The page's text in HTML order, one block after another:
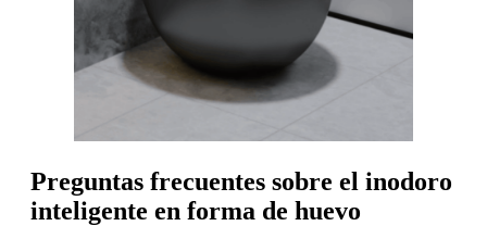
Preguntas frecuentes sobre el inodoro
inteligente en forma de huevo